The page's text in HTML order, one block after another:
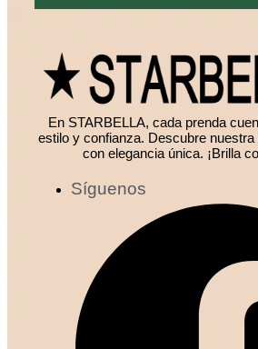
En STARBELLA, cada prenda
estilo y confianza. Descubre
con elegancia única. ¡Brilla
Síguenos